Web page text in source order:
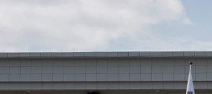
주요활동사업